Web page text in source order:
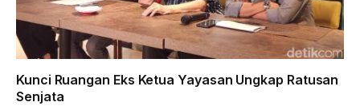
Kunci Ruangan Eks Ketua Yayasan Ungkap Ratusan
Senjata